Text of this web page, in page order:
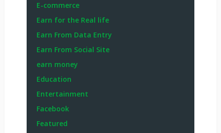
E-commerce
Earn for the Real life
Earn From Data Entry
Earn From Social Site
earn money
Education
Entertainment
Facebook
Featured